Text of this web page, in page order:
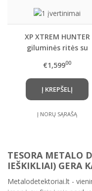
XP XTREM HUNTER
giluminės ritės su
trasportavimo
lagaminu
€1,59900
Į KREPŠELĮ
Į NORŲ SĄRAŠĄ
TESORA METALO
IEŠKIKLIAI) GERA
Metalodetektoriai.lt -